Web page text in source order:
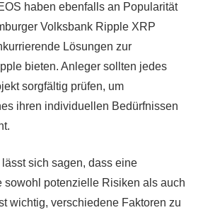
haben ebenfalls an Popularität
Volksbank Ripple XRP
Lösungen zur
bieten. Anleger sollten jedes
sorgfältig prüfen, um
ihren individuellen Bedürfnissen
sich sagen, dass eine
sowohl potenzielle Risiken als auch
wichtig, verschiedene Faktoren zu